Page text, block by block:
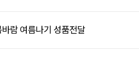
람 여름나기 성품전달